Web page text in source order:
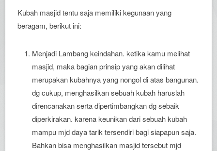
Kubah masjid tentu saja memiliki kegunaan yang
beragam, berikut ini:
Menjadi Lambang keindahan. ketika kamu melihat
masjid, maka bagian prinsip yang akan dilihat
merupakan kubahnya yang nongol di atas bangunan.
dg cukup, menghasilkan sebuah kubah haruslah
direncanakan serta dipertimbangkan dg sebaik
diperkirakan. karena keunikan dari sebuah kubah
mampu mjd daya tarik tersendiri bagi siapapun saja.
Bahkan bisa menghasilkan masjid tersebut mjd